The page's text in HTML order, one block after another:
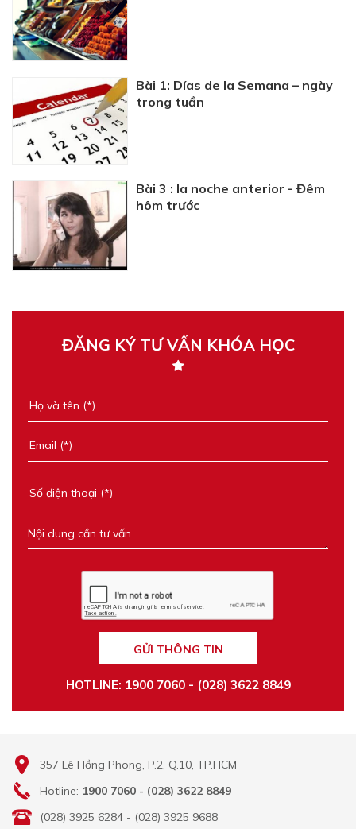
Bài 1: Días de la Semana – ngày
trong tuần
Bài 3 : la noche anterior - Đêm
hôm trước
ĐĂNG KÝ TƯ VẤN KHÓA HỌC
GỬI THÔNG TIN
HOTLINE: 1900 7060 - (028) 3622 8849
357 Lê Hồng Phong, P.2, Q.10, TP.HCM
Hotline: 1900 7060 - (028) 3622 8849
(028) 3925 6284 - (028) 3925 9688